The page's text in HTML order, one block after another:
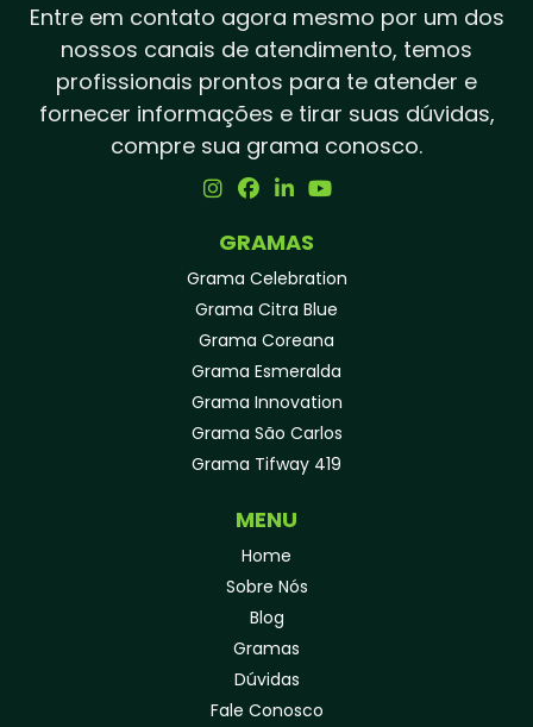
GRAMA SOB ATAQUE: COMO LIDAR COM AS
DOENÇAS E PRAGAS?
GRAMA SOB ATAQUE: COMO VENCER A
BATALHA CONTRA AS PAQUINHAS E
PROTEGER SEU GRAMADO
GRAMADOS ORNAMENTAIS – A IMPLANTAÇÃO
IRRIGANDO DEMAIS OU POUCO A SUA GRAMA
GRAMA: POR QUE A ESCOLHA DO
FORNECEDOR FAZ TODA A DIFERENÇA
GRAMADO SAUDÁVEL
Entre em contato agora mesmo por um dos
nossos canais de atendimento, temos
profissionais prontos para te atender e
fornecer informações e tirar suas dúvidas,
compre sua grama conosco.
GRAMAS
Grama Celebration
Grama Citra Blue
Grama Coreana
Grama Esmeralda
Grama Innovation
Grama São Carlos
Grama Tifway 419
MENU
Home
Sobre Nós
Blog
Gramas
Dúvidas
Fale Conosco